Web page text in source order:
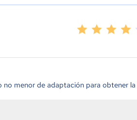
menor de adaptación para obtener la